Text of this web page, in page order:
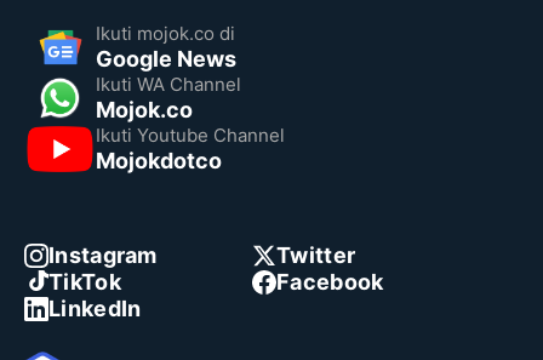
Ikuti mojok.co di
Google News
Ikuti WA Channel
Mojok.co
Ikuti Youtube Channel
Mojokdotco
Instagram
Twitter
TikTok
Facebook
LinkedIn